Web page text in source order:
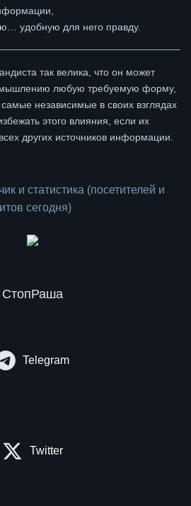
удобную для него правду.
так велика, что он может
мышлению любую требуемую форму,
независимые в своих взглядах
этого влияния, если их
других источников информации.
СтопРаша
Telegram
Twitter